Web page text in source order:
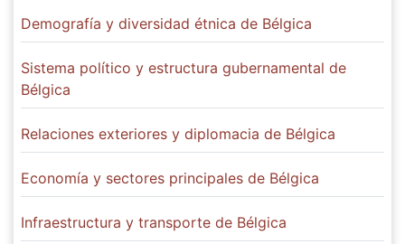
Demografía y diversidad étnica de Bélgica
Sistema político y estructura gubernamental de
Bélgica
Relaciones exteriores y diplomacia de Bélgica
Economía y sectores principales de Bélgica
Infraestructura y transporte de Bélgica